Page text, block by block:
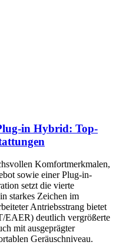
in Hybrid: Top-
Komfortmerkmalen,
sowie einer Plug-in-
setzt die vierte
starkes Zeichen im
Antriebsstrang bietet
EAER) deutlich vergrößerte
mit ausgeprägter
Geräuschniveau.